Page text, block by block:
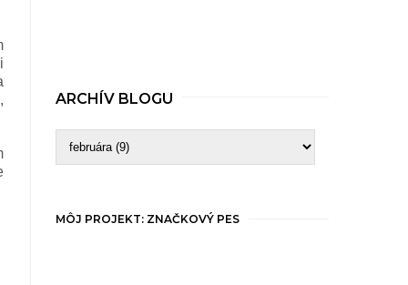
ARCHÍV BLOGU
MÔJ PROJEKT: ZNAČKOVÝ PES